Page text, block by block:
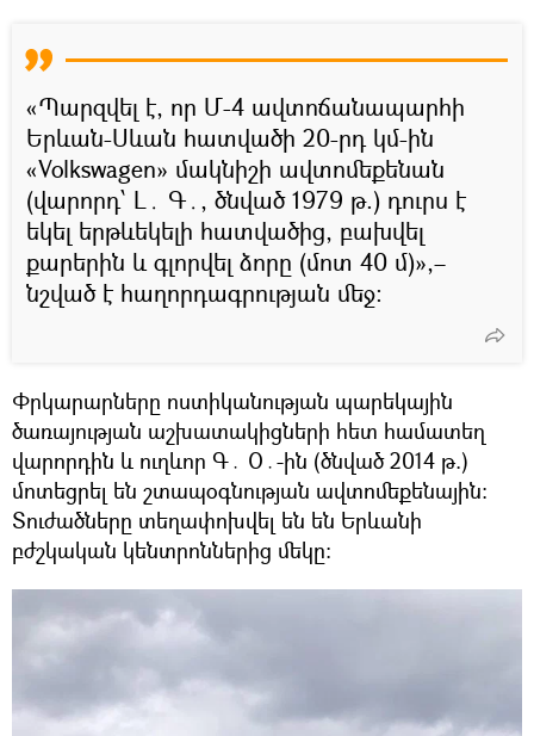
«Պարզվել է, որ Մ-4 ավտոճանապարհի
Երևան-Սևան հատվածի 20-րդ կմ-ին
«Volkswagen» մակնիշի ավտոմեքենան
(վարորդ՝ L․ Գ․, ծնված 1979 թ.) դուրս է
եկել երթևեկելի հատվածից, բախվել
քարերին և գլորվել ձորը (մոտ 40 մ)»,–
նշված է հաղորդագրության մեջ։
Փրկարարները ոստիկանության պարեկային
ծառայության աշխատակիցների հետ համատեղ
վարորդին և ուղևոր Գ․ Օ․-ին (ծնված 2014 թ.)
մոտեցրել են շտապօգնության ավտոմեքենային:
Տուժածները տեղափոխվել են են Երևանի
բժշկական կենտրոններից մեկը։